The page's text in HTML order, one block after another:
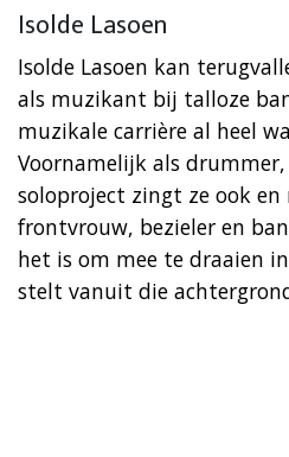
Isolde Lasoen
Isolde Lasoen kan
als muzikant bij talloze
muzikale carrière al heel
Voornamelijk als
soloproject zingt ze ook
frontvrouw, bezieler en
het is om mee te draaien
stelt vanuit die